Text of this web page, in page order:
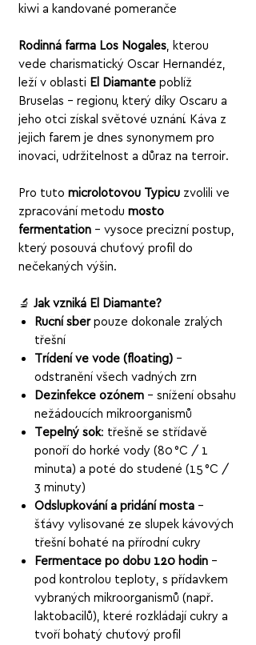
kiwi a kandované pomeranče
Rodinná farma Los Nogales, kterou
vede charismatický Oscar Hernandéz,
leží v oblasti El Diamante poblíž
Bruselas – regionu, který díky Oscaru a
jeho otci získal světové uznání. Káva z
jejich farem je dnes synonymem pro
inovaci, udržitelnost a důraz na terroir.
Pro tuto microlotovou Typicu zvolili ve
zpracování metodu mosto
fermentation – vysoce precizní postup,
který posouvá chuťový profil do
nečekaných výšin.
🔬 Jak vzniká El Diamante?
Ruční sběrpouze dokonale zralých
třešní
Třídění ve vodě (floating) –
odstranění všech vadných zrn
Dezinfekce ozónem – snížení obsahu
nežádoucích mikroorganismů
Tepelný šok: třešně se střídavě
ponoří do horké vody (80 °C / 1
minuta) a poté do studené (15 °C /
3 minuty)
Odslupkování a přidání mosta –
šťávy vylisované ze slupek kávových
třešní bohaté na přírodní cukry
Fermentace po dobu 120 hodin –
pod kontrolou teploty, s přídavkem
vybraných mikroorganismů (např.
laktobacilů), které rozkládají cukry a
tvoří bohatý chuťový profil